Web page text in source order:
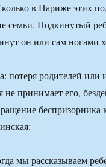
в Париже этих
семьи. Подкинутый
он или сам ногами
потеря родителей или
не принимает его,
мы рассказываем